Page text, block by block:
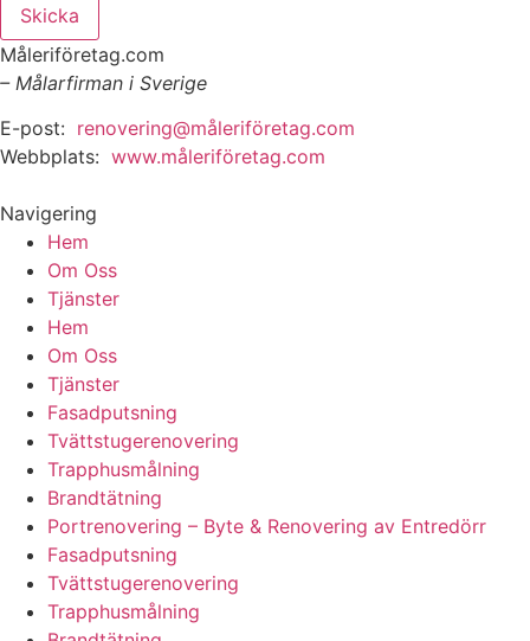
Skicka
Måleriföretag.com
– Målarfirman i Sverige
E-post: renovering@måleriföretag.com
Webbplats: www.måleriföretag.com
Navigering
Hem
Om Oss
Tjänster
Hem
Om Oss
Tjänster
Fasadputsning
Tvättstugerenovering
Trapphusmålning
Brandtätning
Portrenovering – Byte & Renovering av Entredörr
Fasadputsning
Tvättstugerenovering
Trapphusmålning